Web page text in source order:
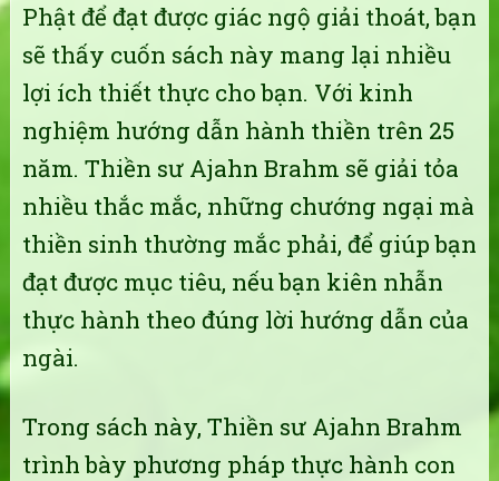
Phật để đạt được giác ngộ giải thoát, bạn
sẽ thấy cuốn sách này mang lại nhiều
lợi ích thiết thực cho bạn. Với kinh
nghiệm hướng dẫn hành thiền trên 25
năm. Thiền sư Ajahn Brahm sẽ giải tỏa
nhiều thắc mắc, những chướng ngại mà
thiền sinh thường mắc phải, để giúp bạn
đạt được mục tiêu, nếu bạn kiên nhẫn
thực hành theo đúng lời hướng dẫn của
ngài.
Trong sách này, Thiền sư Ajahn Brahm
trình bày phương pháp thực hành con